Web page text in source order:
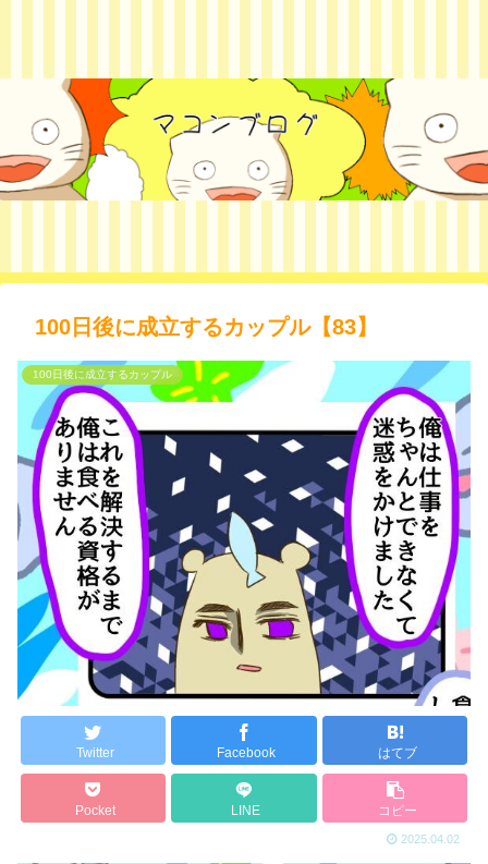
100日後に成立するカップル【83】
100日後に成立するカップル
Twitter Facebook はてブ
Pocket LINE コピー
2025.04.02